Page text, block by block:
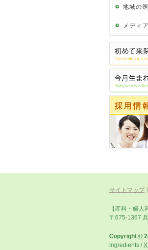
地域の
メディ
サイトマップ
【産科・婦人
〒675-1367
Copyright ©
Ingredients /